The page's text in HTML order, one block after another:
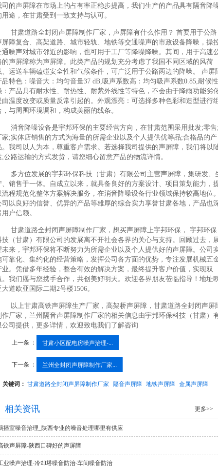
司的声屏障在市场上的占有率正稳步提高，我们生产的产品具有隔音降
用途，在甘肃受到一致支持与认可。
甘肃道路全封闭声屏障制作厂家，声屏障有什么作用？ 首要用于公路
屏障复合、高架道路、城市轻轨、地铁等交通噪声的市政设备降噪，操
通噪声对城市邻近的影响，也可用于工厂等降噪降噪。其间，用于高速
的声屏障称为声屏障。此类产品的规划充分考虑了我国不同区域的风荷
、运送车辆磕碰安全性和气候条件，可广泛用于公路两边的降噪。 声屏
品特色：噪音大：均匀音量37 dB,吸声系数高：均匀吸声系数0.85,耐候性
：产品具有耐水性、耐热性、耐紫外线性等特色，不会由于降雨功能劣
由温度改变或质量反常引起的。外观漂亮：可选择多种色彩和造型进行
，与周围环境调和，构成美丽的线条。
消音降噪设备是宇邦环保的主要经营方向，在甘肃范围采用批发;零售
家;实体店销售的方式为海量的所需企业以及个人提供优等品;合格品的产
。我司以人为本，尊重客户需求。若选择我司提供的声屏障，我们将以
;公路运输的方式发货，请您细心留意产品的物流详情。
多方位发展的宇邦环保科技（甘肃）有限公司主营声屏障，集研发、
、销售于一体。自成立以来，就具备良好的方案设计、项目策划能力，
流程规范化整体方案解决服务，在消音降噪设备行业领域保持较高地位
司以良好的信誉、优异的产品等雄厚的综合实力享誉甘肃各地，产品也
户信赖。
甘肃道路全封闭声屏障制作厂家，想买声屏障上宇邦环保， 宇邦环保
技（甘肃）有限公司的发展离不开社会各界的关心与支持。回顾过去，
未来，宇邦环保将不断努力为所需企业以及个人提供好的声屏障。公司
可靠化、集约化的经营策略，发挥公司各方面的优势，专注发展机械五
业。凭借多年经验，整合有效的解决方案，最终提升客户价值，实现双
。我们愿与您携手合作，共创美好明天。欢迎各界朋友莅临指导！地址
大道欧亚国际二期2号楼1506。
以上甘肃高铁声屏障生产厂家，高架桥声屏障，甘肃道路全封闭声屏
作厂家，兰州隔音声屏障制作厂家的相关信息由宇邦环保科技（甘肃）
公司提供，更多详情，欢迎致电我们了解咨询
上一条 ： 甘肃小区配电房噪声治理-...
下一条 ： 兰州全封闭声屏障制作厂家...
关键词： 甘肃道路全封闭声屏障制作厂家 隔音声屏障 地铁声屏障 金属声屏障
相关资讯 更多>>
播室噪音治理_陕西专业的噪音处理哪里有供应
铁声屏障-陕西口碑好的声屏障
业噪声治理-冷却塔噪音防治-车间噪音防治